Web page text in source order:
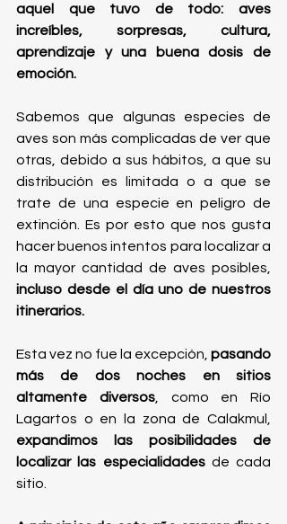
aquel que tuvo de todo: aves
increíbles, sorpresas, cultura,
aprendizaje y una buena dosis de
emoción.
Sabemos que algunas especies de
aves son más complicadas de ver que
otras, debido a sus hábitos, a que su
distribución es limitada o a que se
trate de una especie en peligro de
extinción. Es por esto que nos gusta
hacer buenos intentos para localizar a
incluso desde el día uno de nuestros
itinerarios.
Esta vez no fue la excepción, pasando
más de dos noches en sitios
altamente diversos, como en Río
Lagartos o en la zona de Calakmul,
expandimos las posibilidades de
localizar las especialidades de cada
sitio.